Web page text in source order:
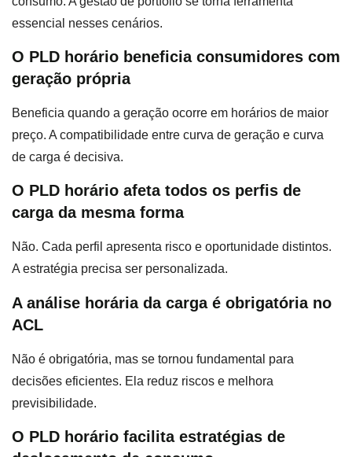
essencial nesses cenários.
O PLD horário beneficia consumidores com
geração própria
Beneficia quando a geração ocorre em horários de maior
preço. A compatibilidade entre curva de geração e curva
de carga é decisiva.
O PLD horário afeta todos os perfis de
carga da mesma forma
Não. Cada perfil apresenta risco e oportunidade distintos.
A estratégia precisa ser personalizada.
A análise horária da carga é obrigatória no
ACL
Não é obrigatória, mas se tornou fundamental para
decisões eficientes. Ela reduz riscos e melhora
previsibilidade.
O PLD horário facilita estratégias de